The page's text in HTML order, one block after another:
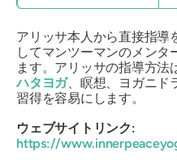
アリッサ本人から直接指導
してマンツーマンのメンタ
ます。アリッサの指導方法
ハタヨガ、瞑想、ヨガニド
習得を容易にします。
ウェブサイトリンク:
https://